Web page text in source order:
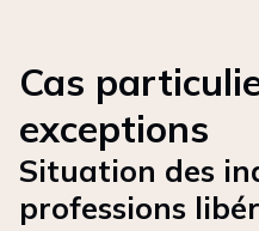
Cas
exceptions
Situation des
professions